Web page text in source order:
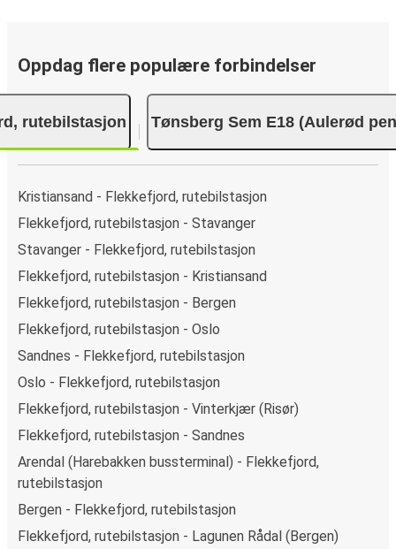
Oppdag flere populære forbindelser
rutebilstasjon Tønsberg Sem E18 (Aulerød
Kristiansand - Flekkefjord, rutebilstasjon
Flekkefjord, rutebilstasjon - Stavanger
Stavanger - Flekkefjord, rutebilstasjon
Flekkefjord, rutebilstasjon - Kristiansand
Flekkefjord, rutebilstasjon - Bergen
Flekkefjord, rutebilstasjon - Oslo
Sandnes - Flekkefjord, rutebilstasjon
Oslo - Flekkefjord, rutebilstasjon
Flekkefjord, rutebilstasjon - Vinterkjær (Risør)
Flekkefjord, rutebilstasjon - Sandnes
Arendal (Harebakken bussterminal) - Flekkefjord,
rutebilstasjon
Bergen - Flekkefjord, rutebilstasjon
Flekkefjord, rutebilstasjon - Lagunen Rådal (Bergen)